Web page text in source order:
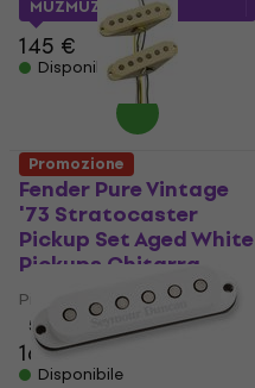
MUZMUZ-10
145 €
Disponibile
Fender Pure Vintage
'73 Stratocaster
Pickup Set Aged White
Pickups Chitarra
Pickups Chitarra
5/5
163 €
Disponibile
Promozione